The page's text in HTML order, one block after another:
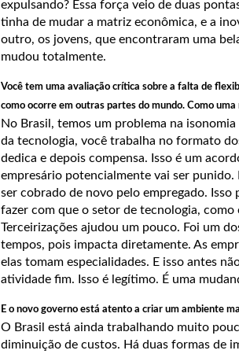
expulsando? Essa força veio de duas
tinha de mudar a matriz econômica, e a
outro, os jovens, que encontraram uma
mudou totalmente.
Você tem uma avaliação crítica sobre a falta de
como ocorre em outras partes do mundo. Como
No Brasil, temos um problema na
da tecnologia, você trabalha no formato
dedica e depois compensa. Isso é um
empresário potencialmente vai ser
ser cobrado de novo pelo empregado.
fazer com que o setor de tecnologia, como
Terceirizações ajudou um pouco. Foi um
tempos, pois impacta diretamente. As
elas tomam especialidades. E isso antes
atividade fim. Isso é legítimo. É uma
E o novo governo está atento a criar um ambiente
O Brasil está ainda trabalhando muito
diminuição de custos. Há duas formas de